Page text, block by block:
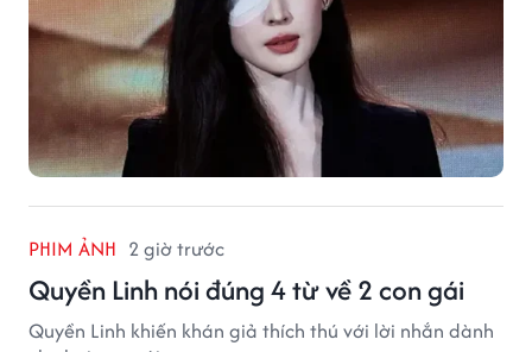
PHIM ẢNH 2 giờ trước
Quyền Linh nói đúng 4 từ về 2 con gái
Quyền Linh khiến khán giả thích thú với lời nhắn dành